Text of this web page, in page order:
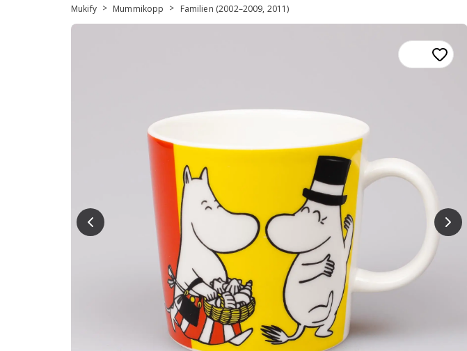
Mukify > Mummikopp > Familien (2002–2009, 2011)